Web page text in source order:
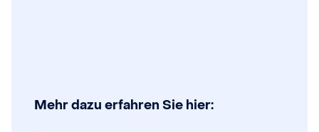
Mehr dazu erfahren Sie hier: